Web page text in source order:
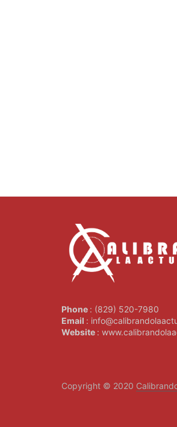
Phone : (829) 520-7980
Email :
Website :
Copyright © 2020